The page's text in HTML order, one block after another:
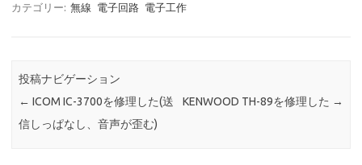
カテゴリー: 無線 電子回路 電子工作
投稿ナビゲーション
← ICOM IC-3700を修理した(送
信しっぱなし、音声が歪む)
KENWOOD TH-89を修理した →